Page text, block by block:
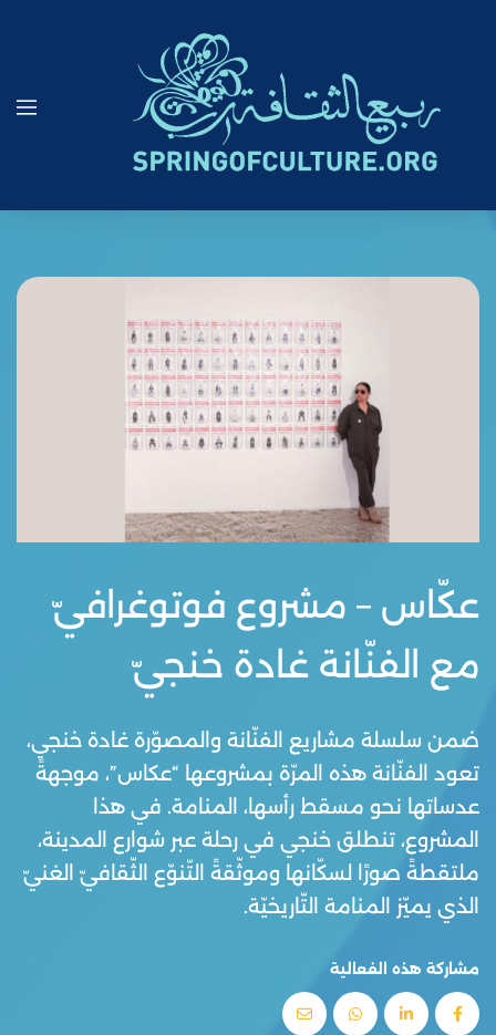
عكّاس – مشروع فوتوغرافيّ
مع الفنّانة غادة خنجيّ
ضمن سلسلة مشاريع الفنّانة والمصوّرة غادة خنجي،
تعود الفنّانة هذه المرّة بمشروعها “عكاس”، موجهةً
عدساتها نحو مسقط رأسها، المنامة. في هذا
المشروع، تنطلق خنجي في رحلة عبر شوارع المدينة،
ملتقطةً صورًا لسكّانها وموثّقةً التّنوّع الثّقافيّ الغنيّ
الذي يميّز المنامة التّاريخيّة.
مشاركة هذه الفعالية